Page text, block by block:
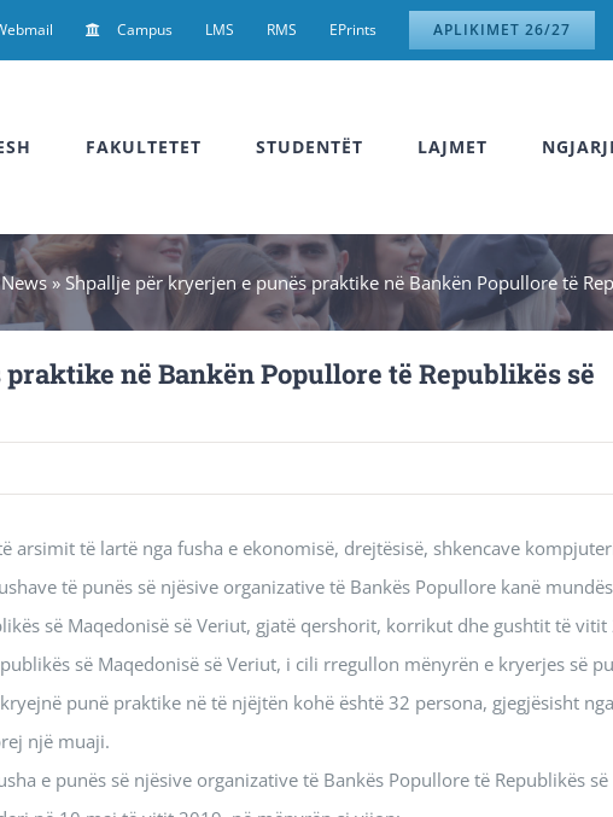
Campus LMS RMS EPrints APLIKIMET 26/27
FAKULTETET STUDENTËT LAJMET
News» Shpallje për kryerjen e punës praktike në Bankën Popullore të
në Bankën Popullore të Republikës së
arsimit të lartë nga fusha e ekonomisë, drejtësisë, shkencave
të punës së njësive organizative të Bankës Popullore kanë
së Maqedonisë së Veriut, gjatë qershorit, korrikut dhe gushtit të vitit
së Maqedonisë së Veriut, i cili rregullon mënyrën e kryerjes së
punë praktike në të njëjtën kohë është 32 persona, gjegjësisht
një muaji.
e punës së njësive organizative të Bankës Popullore të Republikës